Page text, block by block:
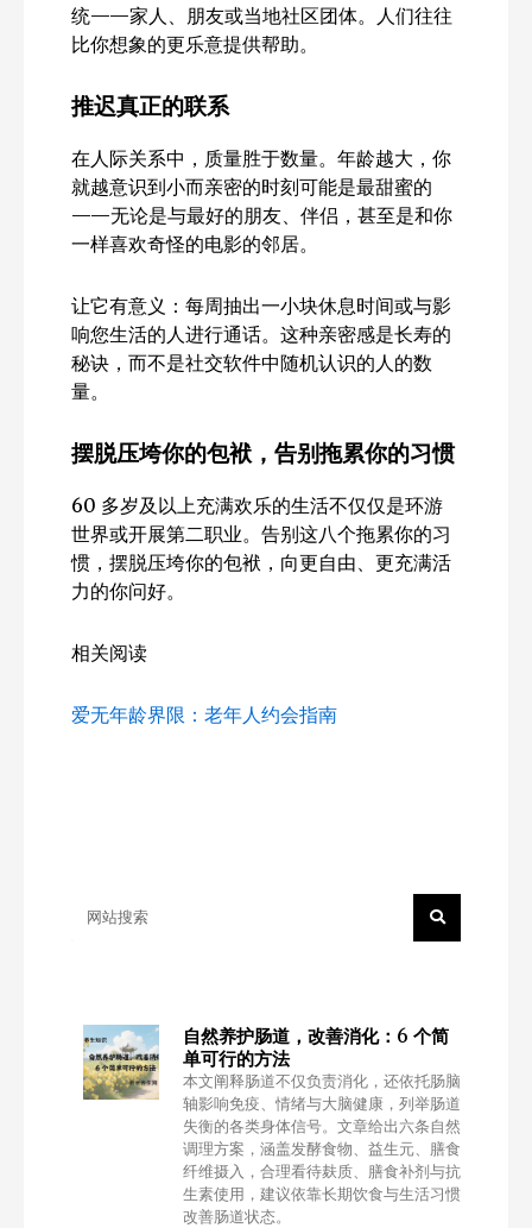
统——家人、朋友或当地社区团体。人们往往
比你想象的更乐意提供帮助。
推迟真正的联系
在人际关系中，质量胜于数量。年龄越大，你
就越意识到小而亲密的时刻可能是最甜蜜的
——无论是与最好的朋友、伴侣，甚至是和你
一样喜欢奇怪的电影的邻居。
让它有意义：每周抽出一小块休息时间或与影
响您生活的人进行通话。这种亲密感是长寿的
秘诀，而不是社交软件中随机认识的人的数
量。
摆脱压垮你的包袱，告别拖累你的习惯
60 多岁及以上充满欢乐的生活不仅仅是环游
世界或开展第二职业。告别这八个拖累你的习
惯，摆脱压垮你的包袱，向更自由、更充满活
力的你问好。
相关阅读
爱无年龄界限：老年人约会指南
自然养护肠道，改善消化：6 个简
单可行的方法
本文阐释肠道不仅负责消化，还依托肠脑
轴影响免疫、情绪与大脑健康，列举肠道
失衡的各类身体信号。文章给出六条自然
调理方案，涵盖发酵食物、益生元、膳食
纤维摄入，合理看待麸质、膳食补剂与抗
生素使用，建议依靠长期饮食与生活习惯
改善肠道状态。